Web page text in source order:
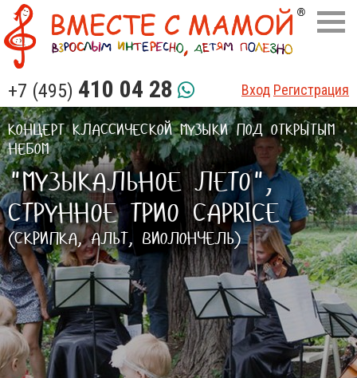
+7 (495) 410 04 28 Вход Регистрация
КОНЦЕРТ КЛАССИЧЕСКОЙ МУЗЫКИ ПОД ОТКРЫТЫМ
НЕБОМ
"МУЗЫКАЛЬНОЕ ЛЕТО",
СТРУННОЕ ТРИО CAPRICE
(СКРИПКА, АЛЬТ, ВИОЛОНЧЕЛЬ)